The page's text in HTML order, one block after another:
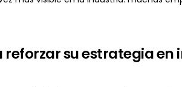
su estrategia